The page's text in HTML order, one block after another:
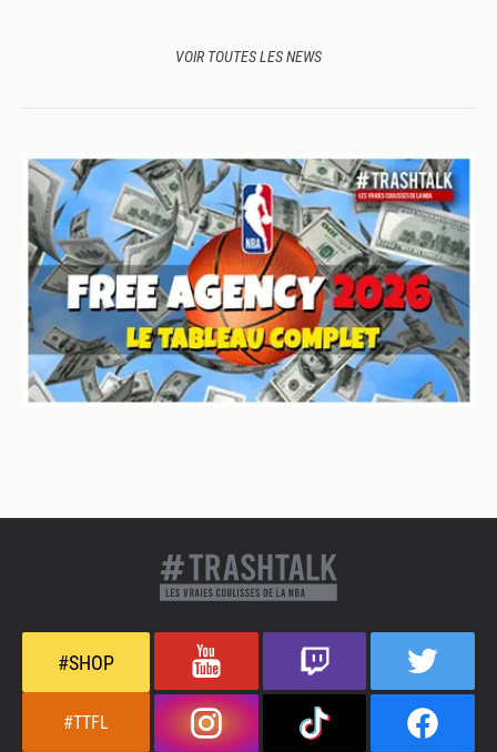
VOIR TOUTES LES NEWS
#SHOP
#TTFL